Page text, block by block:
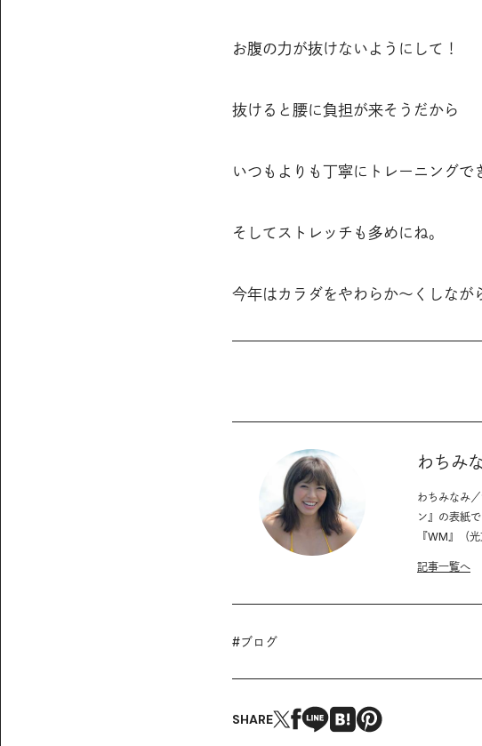
お腹の力が抜けないようにして！
抜けると腰に負担が来そうだから
いつもよりも丁寧にトレーニングで
そしてストレッチも多めにね。
今年はカラダをやわらか〜くしなが
わちみ
わちみなみ
ン』の表紙
『WM』（
記事一覧へ
#ブログ
SHARE